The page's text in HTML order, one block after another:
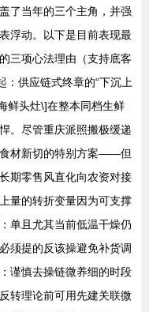
了当年的三个主角，并强
浮动。以下是目前表现最
三项心法理由（支持底客
：供应链式终章的“下沉上
鲜头灶\]在整本同档生鲜
。尽管重庆派照搬极缓递
材新切的特别方案——但
期零售风直化向农资对接
量的转折变量因为可支撑
单且尤其当前低温干燥仍
须提的反该操避免补货调
谨慎去操链微养细的时段
转理论前可用先建关联微